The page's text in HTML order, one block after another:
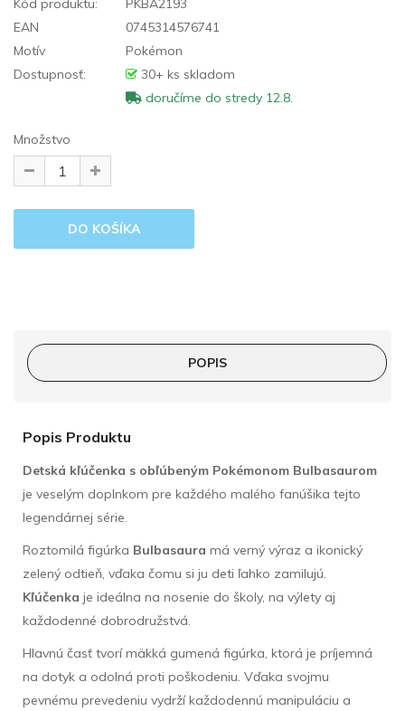
Kód produktu:
PKBA2193
EAN
0745314576741
Motív
Pokémon
Dostupnosť:
30+ ks skladom
doručíme do stredy 12.8.
Množstvo
POPIS
Popis Produktu
Detská kľúčenka s obľúbeným Pokémonom Bulbasaurom
je veselým doplnkom pre každého malého fanúšika tejto
legendárnej série.
Roztomilá figúrka Bulbasaura má verný výraz a ikonický
zelený odtieň, vďaka čomu si ju deti ľahko zamilujú.
Kľúčenka je ideálna na nosenie do školy, na výlety aj
každodenné dobrodružstvá.
Hlavnú časť tvorí mäkká gumená figúrka, ktorá je príjemná
na dotyk a odolná proti poškodeniu. Vďaka svojmu
pevnému prevedeniu vydrží každodennú manipuláciu a